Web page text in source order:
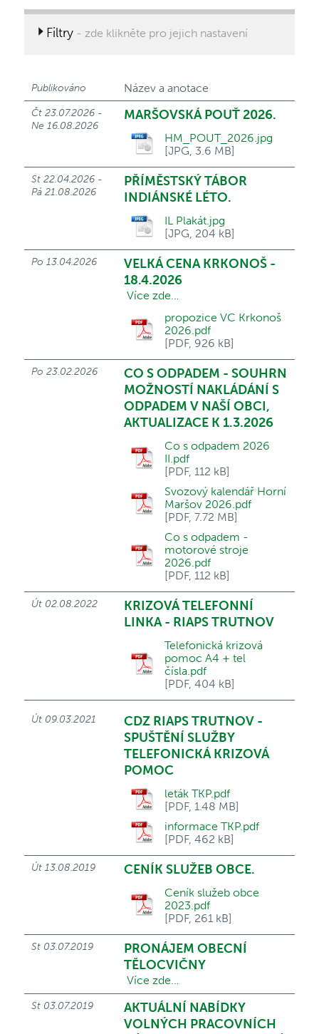
Filtry- zde klikněte pro jejich nastavení
Publikováno Název a anotace
Čt 23.07.2026 -
Ne 16.08.2026
MARŠOVSKÁ POUŤ 2026.
HM_POUT_2026.jpg
[JPG, 3.6 MB]
St 22.04.2026 -
Pá 21.08.2026
PŘÍMĚSTSKÝ TÁBOR
INDIÁNSKÉ LÉTO.
IL Plakát.jpg
[JPG, 204 kB]
Po 13.04.2026
VELKÁ CENA KRKONOŠ -
18.4.2026
Více zde…
propozice VC Krkonoš
2026.pdf
[PDF, 926 kB]
Po 23.02.2026
CO S ODPADEM - SOUHRN
MOŽNOSTÍ NAKLÁDÁNÍ S
ODPADEM V NAŠÍ OBCI,
AKTUALIZACE K 1.3.2026
Co s odpadem 2026
II.pdf
[PDF, 112 kB]
Svozový kalendář Horní
Maršov 2026.pdf
[PDF, 7.72 MB]
Co s odpadem -
motorové stroje
2026.pdf
[PDF, 112 kB]
Út 02.08.2022
KRIZOVÁ TELEFONNÍ
LINKA - RIAPS TRUTNOV
Telefonická krizová
pomoc A4 + tel
čísla.pdf
[PDF, 404 kB]
Út 09.03.2021
CDZ RIAPS TRUTNOV -
SPUŠTĚNÍ SLUŽBY
TELEFONICKÁ KRIZOVÁ
POMOC
leták TKP.pdf
[PDF, 1.48 MB]
informace TKP.pdf
[PDF, 462 kB]
Út 13.08.2019 CENÍK SLUŽEB OBCE.
Ceník služeb obce
2023.pdf
[PDF, 261 kB]
St 03.07.2019
PRONÁJEM OBECNÍ
TĚLOCVIČNY
Více zde…
St 03.07.2019
AKTUÁLNÍ NABÍDKY
VOLNÝCH PRACOVNÍCH